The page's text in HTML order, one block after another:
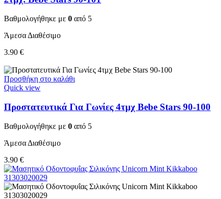
Βαθμολογήθηκε με 0 από 5
Άμεσα Διαθέσιμο
3.90 €
Προσθήκη στο καλάθι
Quick view
Προστατευτικά Για Γωνίες 4τμχ Bebe Stars 90-100
Βαθμολογήθηκε με 0 από 5
Άμεσα Διαθέσιμο
3.90 €